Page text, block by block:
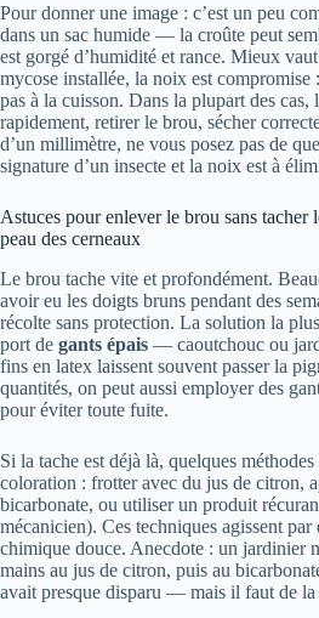
Pour donner une image : c’est un peu
dans un sac humide — la croûte peut
est gorgé d’humidité et rance. Mieux
mycose installée, la noix est compromise
pas à la cuisson. Dans la plupart des
rapidement, retirer le brou, sécher
d’un millimètre, ne vous posez pas de
signature d’un insecte et la noix est à
Astuces pour enlever le brou sans tacher
peau des cerneaux
Le brou tache vite et profondément.
avoir eu les doigts bruns pendant des
récolte sans protection. La solution la
port de gants épais — caoutchouc ou
fins en latex laissent souvent passer la
quantités, on peut aussi employer des
pour éviter toute fuite.
Si la tache est déjà là, quelques
coloration : frotter avec du jus de citron,
bicarbonate, ou utiliser un produit
mécanicien). Ces techniques agissent
chimique douce. Anecdote : un jardinier
mains au jus de citron, puis au
avait presque disparu — mais il faut de la